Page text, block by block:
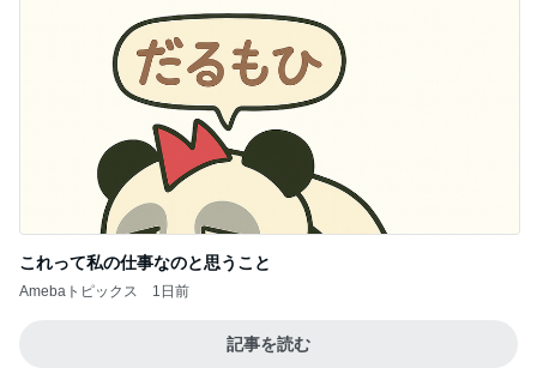
これって私の仕事なのと思うこと
Amebaトピックス 1日前
記事を読む